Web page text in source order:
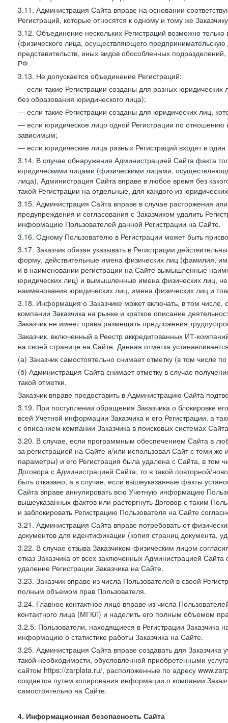
3.11. Администрация Сайта вправе на основании
Регистраций, которые относятся к одному и тому же
3.12. Объединение нескольких Регистраций возможно
(физического лица, осуществляющего
представительств, иных видов обособленных
РФ.
3.13. Не допускается объединение Регистраций:
— если такие Регистрации созданы для разных
без образования юридического лица);
— если такие Регистрации созданы для юридических лиц,
— если юридическое лицо одной Регистрации по отношению
зависимым;
— если юридические лица разных Регистраций входят в
3.14. В случае обнаружения Администрацией Сайта факта
юридическими лицами (физическими лицами,
лица), Администрация Сайта вправе в любое время без
такой Регистрации на отдельные, для каждого из
3.15. Администрация Сайта вправе в случае расторжения
предупреждения и согласования с Заказчиком удалить
информацию Пользователей данной Регистрации на Сайте.
3.16. Одному Пользователю в Регистрации может быть
3.17. Заказчик обязан указывать в Регистрации
форму, действительные имена физических лиц (фамилия,
и в наименовании регистрации на Сайте вымышленные
юридических лиц) и вымышленные имена физических лиц,
наименования юридических лиц, имена физических лиц и
3.18. Информация о Заказчике может включать, в том
компании Заказчика на рынке и краткое описание
Заказчик не имеет права размещать предложения
Заказчик, включенный в Реестр аккредитованных ИТ-
на своей странице на Сайте. Данная отметка
(а) Заказчик самостоятельно снимает отметку (в том числе
(б) Администрация Сайта снимает отметку в случае
такой отметки.
Заказчик вправе предоставить в Администрацию Сайта
3.19. При поступлении обращения Заказчика о блокировке
всей Учетной информации Заказчика и его Регистрации, а
с описанием компании Заказчика в поисковых системах
3.20. В случае, если программным обеспечением Сайта в
за регистрацией на Сайте и/или использовал Сайт с теми
параметры) и его Регистрация была удалена с Сайта, в том
Договора с Администрацией Сайта, то в такой повторной/
быть отказано, а в случае, если вышеуказанные факты
Сайта вправе аннулировать всю Учетную информацию
вышеуказанных фактов или расторгнуть Договор с таким
и заблокировать Регистрацию Пользователя на Сайте
3.21. Администрация Сайта вправе потребовать от
документов для идентификации (копия страниц документа,
3.22. В случае отзыва Заказчиком-физическим лицом
отказ Заказчика от всех заключенных Администрацией
удаление Регистрации Заказчика на Сайте.
3.23. Заказчик вправе из числа Пользователей в своей
полным объемом прав Пользователя.
3.24. Главное контактное лицо вправе из числа
контактного лица (МГКЛ) и наделить его полным объемом
3.2.5. Пользователи, находящиеся в Регистрации Заказчика
информацию о статистике работы Заказчика на Сайте.
3.25. Администрация Сайта вправе создавать для
такой необходимости, обусловленной приобретенными
сайтом https://zarplata.ru/, расположенные по адресу
создается путем копирования информации о компании
самостоятельно на Сайте.
4. Информационная безопасность Сайта